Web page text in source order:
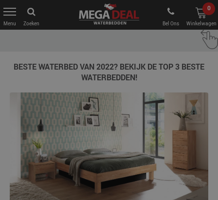
Zoeken Bel Ons
0
Winkelwagen
BESTE WATERBED VAN 2022? BEKIJK DE TOP 3 BESTE
WATERBEDDEN!